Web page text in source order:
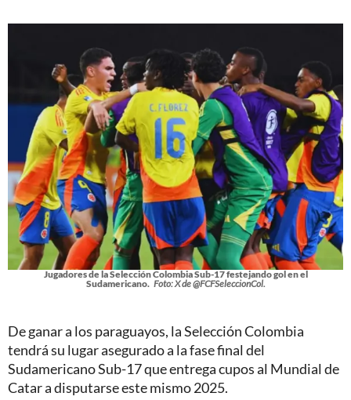
Jugadores de la Selección Colombia Sub-17 festejando gol en el
Sudamericano. Foto: X de @FCFSeleccionCol.
De ganar a los paraguayos, la Selección Colombia
tendrá su lugar asegurado a la fase final del
Sudamericano Sub-17 que entrega cupos al Mundial de
Catar a disputarse este mismo 2025.